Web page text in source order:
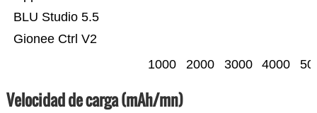
Gionee Ctrl V2
BLU Studio 5.5
1000 2000 3000 4000
Velocidad de carga (mAh/mn)